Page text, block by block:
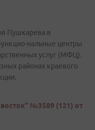
Пушкарева в
нальные центры
услуг (МФЦ).
районах краевого
№3589 (121) от